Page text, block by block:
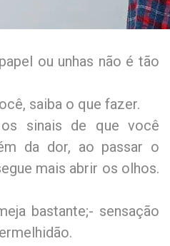
ou unhas não é tão
saiba o que fazer.
sinais de que você
da dor, ao passar o
mais abrir os olhos.
bastante;- sensação